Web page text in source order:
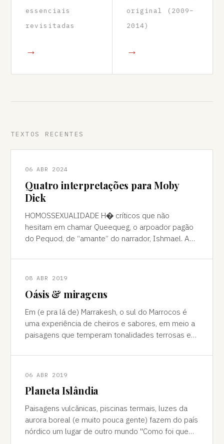
essenciais
revisitadas
→
original (2009–
2014)
→
TEXTOS RECENTES
06 ABR 2024
Quatro interpretações para Moby
Dick
HOMOSSEXUALIDADE H� críticos que não
hesitam em chamar Queequeg, o arpoador pagão
do Pequod, de “amante” do narrador, Ishmael. A
compreens
08 ABR 2019
Oásis & miragens
Em (e pra lá de) Marrakesh, o sul do Marrocos é
uma experiência de cheiros e sabores, em meio a
paisagens que temperam tonalidades terrosas e
06 ABR 2019
Planeta Islândia
Paisagens vulcânicas, piscinas termais, luzes da
aurora boreal (e muito pouca gente) fazem do país
nórdico um lugar de outro mundo "Como foi que